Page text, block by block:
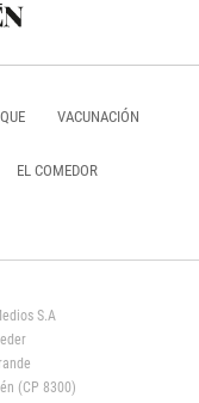
VACUNACIÓN
EL COMEDOR
S.A
(CP 8300)